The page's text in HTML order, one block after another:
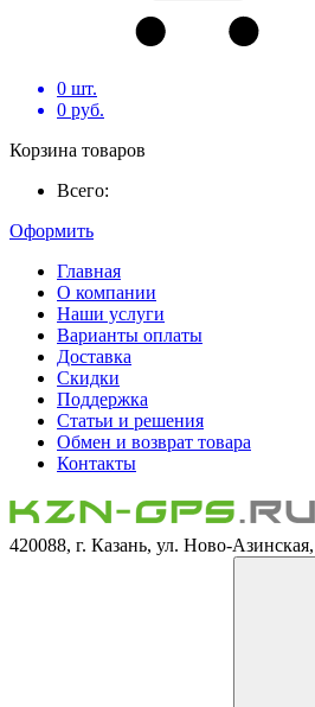
0 шт.
0 руб.
Корзина товаров
Всего:
Оформить
Главная
О компании
Наши услуги
Варианты оплаты
Доставка
Скидки
Поддержка
Статьи и решения
Обмен и возврат товара
Контакты
420088, г. Казань, ул. Ново-